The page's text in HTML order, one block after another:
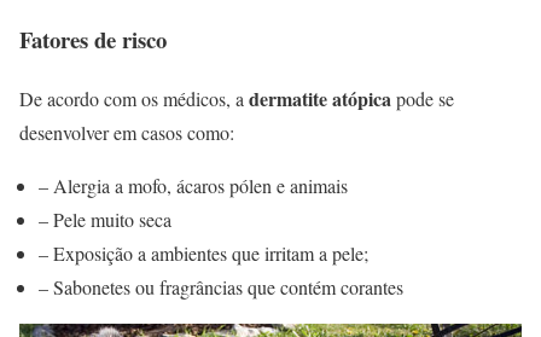
Fatores de risco
De acordo com os médicos, a dermatite atópicapode se
desenvolver em casos como:
– Alergia a mofo, ácaros pólen e animais
– Pele muito seca
– Exposição a ambientes que irritam a pele;
– Sabonetes ou fragrâncias que contém corantes